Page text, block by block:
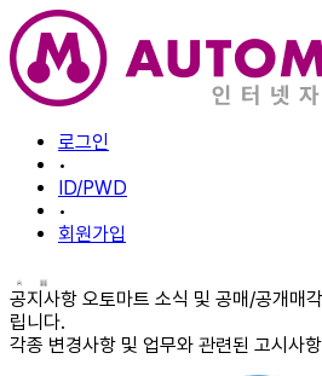
로그인
•
ID/PWD
•
회원가입
공지사항 오토마트 소식 및 공매/공개매
립니다.
각종 변경사항 및 업무와 관련된 고시사